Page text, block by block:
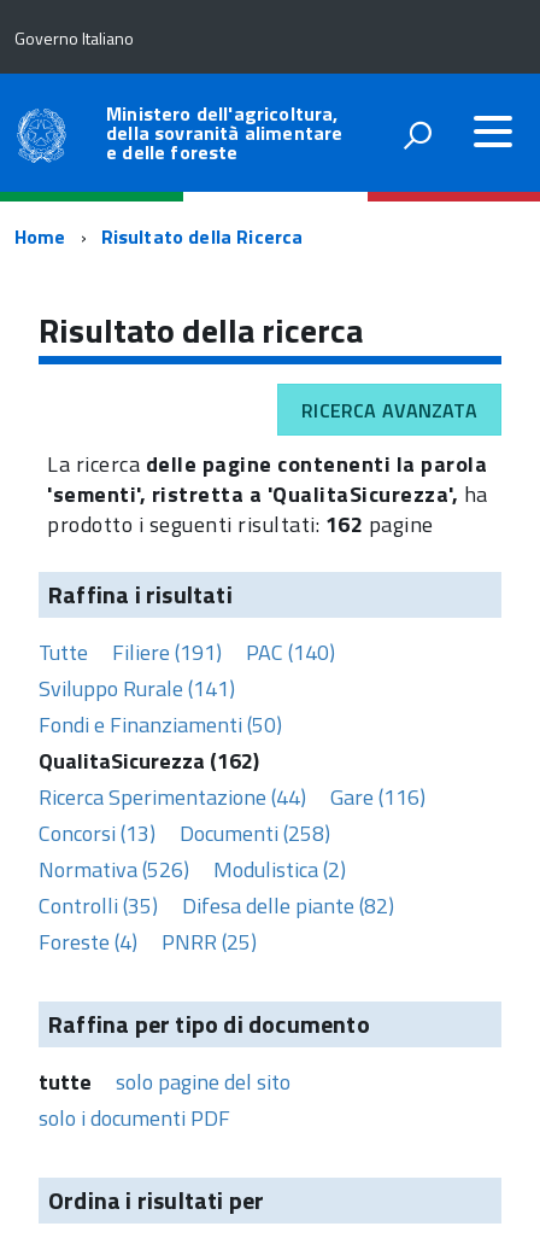
Governo Italiano
Ministero dell'agricoltura,
della sovranità alimentare
e delle foreste
Percorso
navigazione
Home Risultato della Ricerca
Risultato della ricerca
RICERCA AVANZATA
La ricerca delle pagine contenenti la parola
'sementi', ristretta a 'QualitaSicurezza', ha
prodotto i seguenti risultati: 162 pagine
Raffina i risultati
Tutte Filiere (191)
PAC (140)
Sviluppo Rurale (141)
Fondi e Finanziamenti (50)
QualitaSicurezza (162)
Ricerca Sperimentazione (44)
Gare (116)
Concorsi (13)
Documenti (258)
Normativa (526)
Modulistica (2)
Controlli (35)
Difesa delle piante (82)
Foreste (4)
PNRR (25)
Raffina per tipo di documento
tutte
solo pagine del sito
solo i documenti PDF
Ordina i risultati per